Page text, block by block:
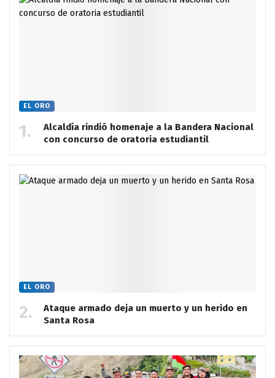
EL ORO
Alcaldía rindió homenaje a la Bandera Nacional
con concurso de oratoria estudiantil
EL ORO
Ataque armado deja un muerto y un herido en
Santa Rosa